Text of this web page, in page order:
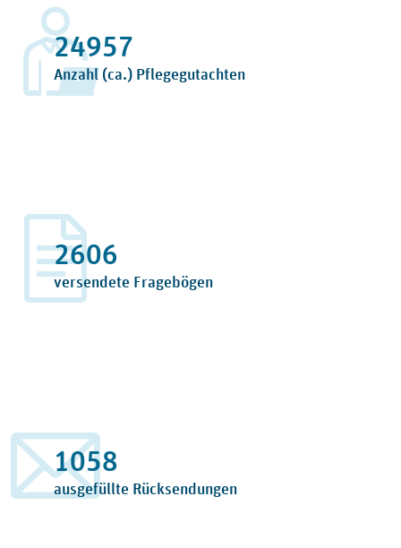
27360
Anzahl (ca.) Pflegegutachten
2857
versendete Fragebögen
1160
ausgefüllte Rücksendungen